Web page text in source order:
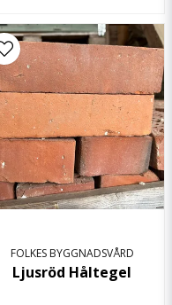
FOLKES BYGGNADSVÅRD
Ljusröd Håltegel